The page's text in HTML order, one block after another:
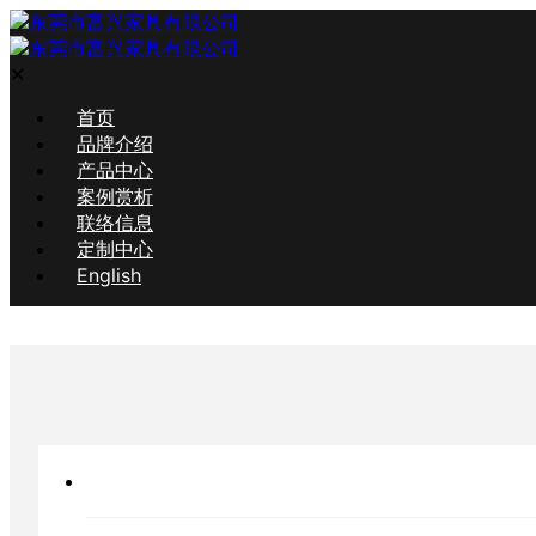
✕
首页
品牌介绍
产品中心
案例赏析
联络信息
定制中心
English